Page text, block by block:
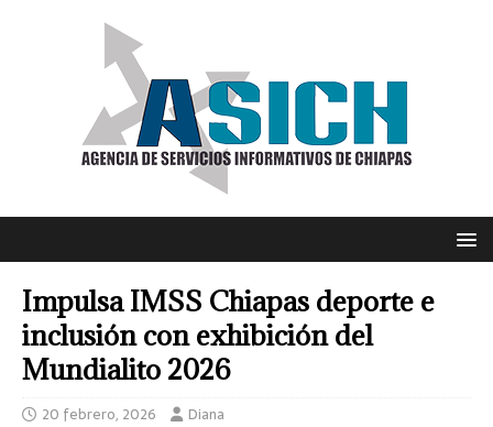
Impulsa IMSS Chiapas deporte e
inclusión con exhibición del
Mundialito 2026
20 febrero, 2026 Diana